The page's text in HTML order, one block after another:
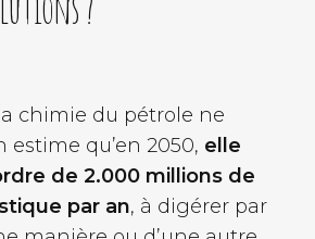
chimie du pétrole ne
estime qu’en 2050, elle
de 2.000 millions de
par an, à digérer par